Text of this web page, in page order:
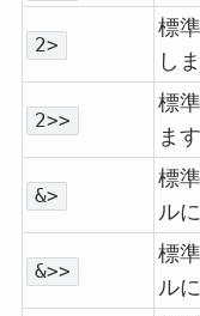
2>
標
し
2>>
標
ます
&>
標
ル
&>>
標
ル